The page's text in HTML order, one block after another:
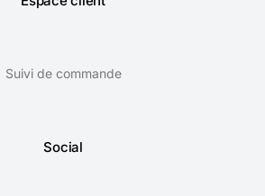
Suivi de commande
Social